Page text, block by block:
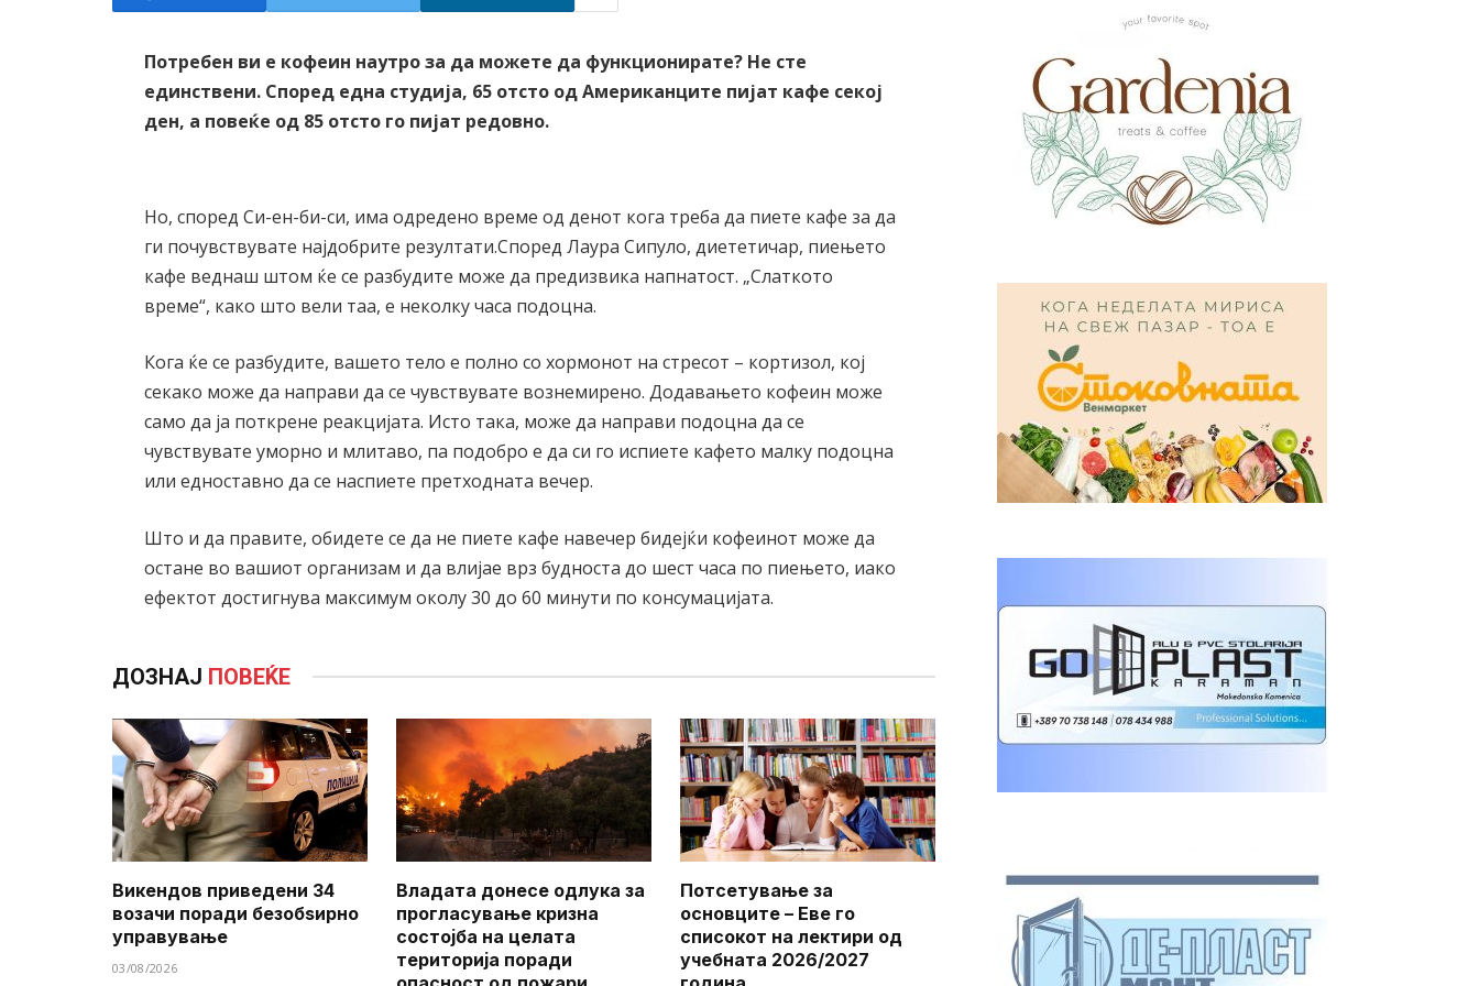
Потребен ви е кофеин наутро за да можете да функционирате? Не сте
единствени. Според една студија, 65 отсто од Американците пијат кафе секој
ден, а повеќе од 85 отсто го пијат редовно.
Но, според Си-ен-би-си, има одредено време од денот кога треба да пиете кафе за да
ги почувствувате најдобрите резултати.Според Лаура Сипуло, диететичар, пиењето
кафе веднаш штом ќе се разбудите може да предизвика напнатост. „Слаткото
време“, како што вели таа, е неколку часа подоцна.
Кога ќе се разбудите, вашето тело е полно со хормонот на стресот – кортизол, кој
секако може да направи да се чувствувате вознемирено. Додавањето кофеин може
само да ја поткрене реакцијата. Исто така, може да направи подоцна да се
чувствувате уморно и млитаво, па подобро е да си го испиете кафето малку подоцна
или едноставно да се наспиете претходната вечер.
Што и да правите, обидете се да не пиете кафе навечер бидејќи кофеинот може да
остане во вашиот организам и да влијае врз будноста до шест часа по пиењето, иако
ефектот достигнува максимум околу 30 до 60 минути по консумацијата.
ДОЗНАЈ ПОВЕЌЕ
Викендов приведени 34
возачи поради безобѕирно
управување
03/08/2026
Владата донесе одлука за
прогласување кризна
состојба на целата
територија поради
Потсетување за
основците – Еве го
списокот на лектири од
учебната 2026/2027